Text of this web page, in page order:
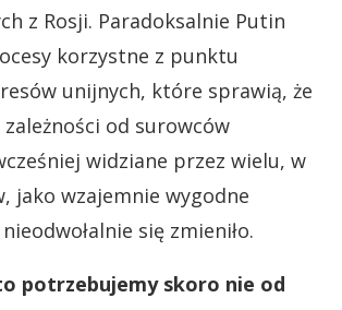
z Rosji. Paradoksalnie Putin
korzystne z punktu
unijnych, które sprawią, że
od surowców
widziane przez wielu, w
jako wzajemnie wygodne
się zmieniło.
potrzebujemy skoro nie od